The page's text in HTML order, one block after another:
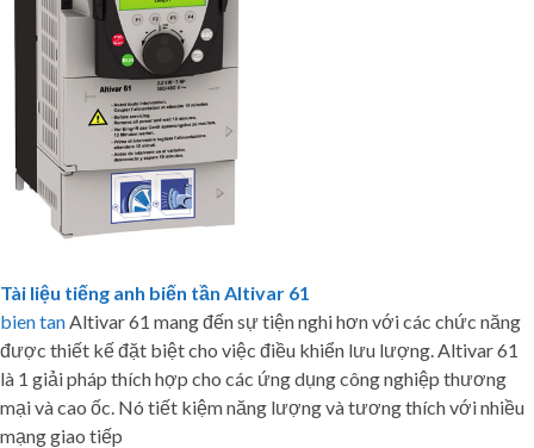
Tài liệu tiếng anh biến tần Altivar 61
bien tanAltivar 61 mang đến sự tiện nghi hơn với các chức năng
được thiết kế đặt biệt cho việc điều khiển lưu lượng. Altivar 61
là 1 giải pháp thích hợp cho các ứng dụng công nghiệp thương
mại và cao ốc. Nó tiết kiệm năng lượng và tương thích với nhiều
mạng giao tiếp